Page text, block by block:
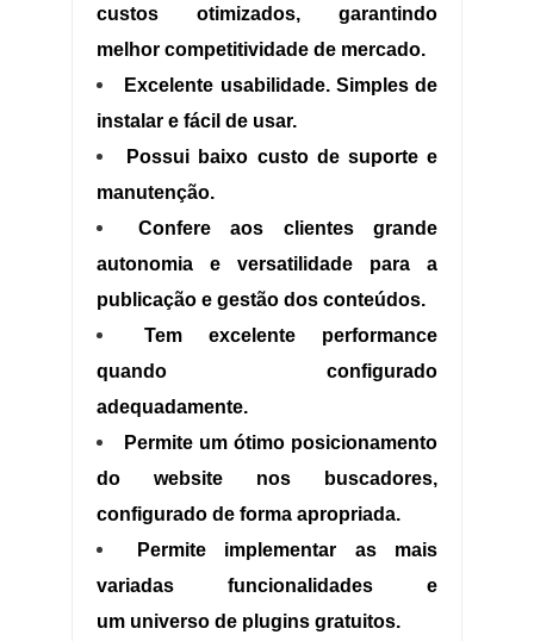
custos otimizados, garantindo
melhor competitividade de mercado.
Excelente usabilidade. Simples de
instalar e fácil de usar.
Possui baixo custo de suporte e
manutenção.
Confere aos clientes grande
autonomia e versatilidade para a
publicação e gestão dos conteúdos.
Tem excelente performance
quando configurado
adequadamente.
Permite um ótimo posicionamento
do website nos buscadores,
configurado de forma apropriada.
Permite implementar as mais
variadas funcionalidades e
um universo de plugins gratuitos.